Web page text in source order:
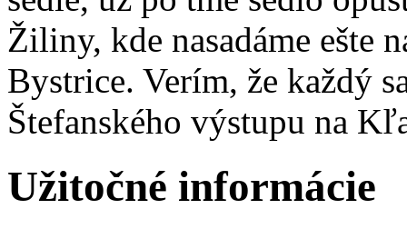
Žiliny, kde nasadáme ešte
Bystrice. Verím, že každý
Štefanského výstupu na
Užitočné informácie